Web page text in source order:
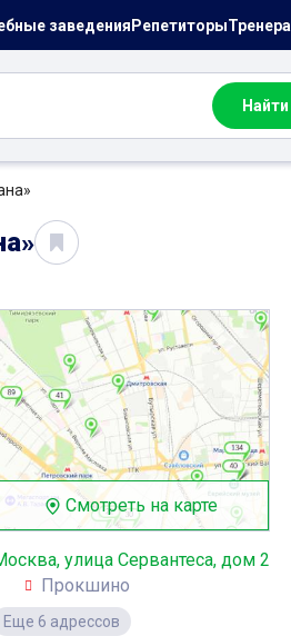
заведенияРепетиторыТренера
Найти
Смотреть на карте
улица Сервантеса, дом 2
Прокшино
Еще 6 адрессов